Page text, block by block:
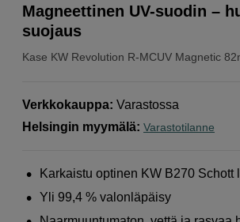
Kase KW Revolution R-MCUV Magnetic
Magneettinen UV-suodin –
suojaus
Verkkokauppa: Varastossa
Helsingin myymälä: Varastotilanne
Karkaistu optinen KW B270 Schott
Yli 99,4 % valonläpäisy